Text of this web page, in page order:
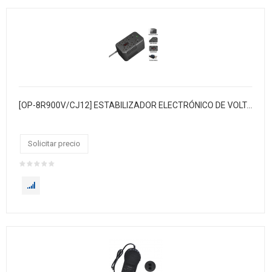
[OP-8R900V/CJ12] ESTABILIZADOR ELECTRÓNICO DE VOLTAJE DE 450W
Solicitar precio